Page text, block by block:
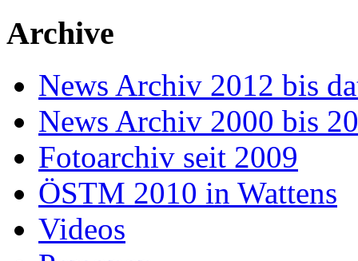
Archive
News Archiv 2012 bis
News Archiv 2000 bis
Fotoarchiv seit 2009
ÖSTM 2010 in Wattens
Videos